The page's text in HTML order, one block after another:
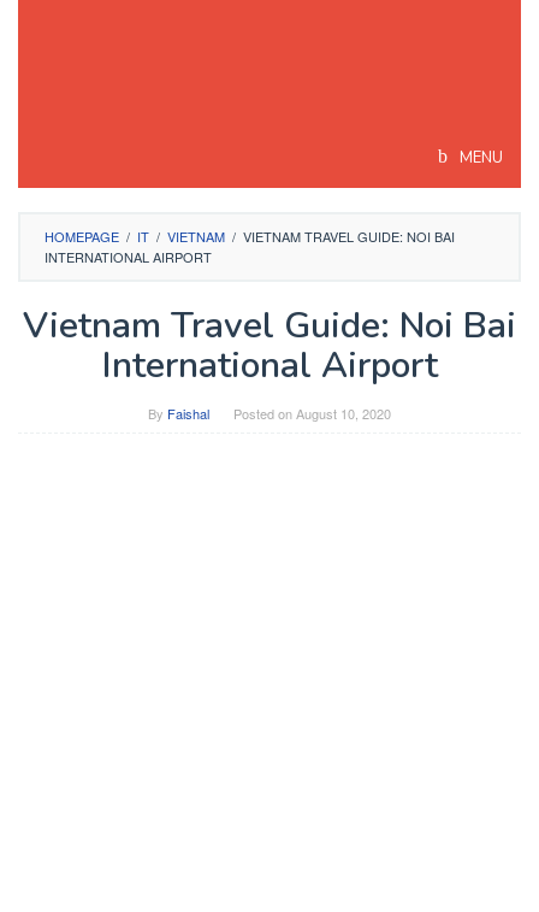
MENU
HOMEPAGE / IT / VIETNAM / VIETNAM TRAVEL GUIDE: NOI BAI
INTERNATIONAL AIRPORT
Vietnam Travel Guide: Noi Bai
International Airport
By Faishal Posted onAugust 10, 2020